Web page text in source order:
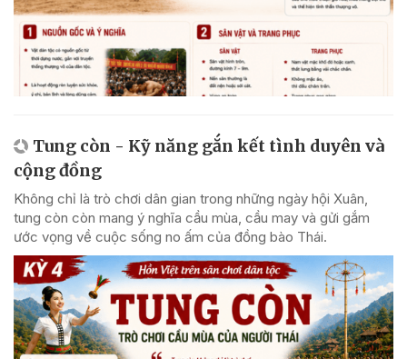
Tung còn - Kỹ năng gắn kết tình duyên và
cộng đồng
Không chỉ là trò chơi dân gian trong những ngày hội Xuân,
tung còn còn mang ý nghĩa cầu mùa, cầu may và gửi gắm
ước vọng về cuộc sống no ấm của đồng bào Thái.